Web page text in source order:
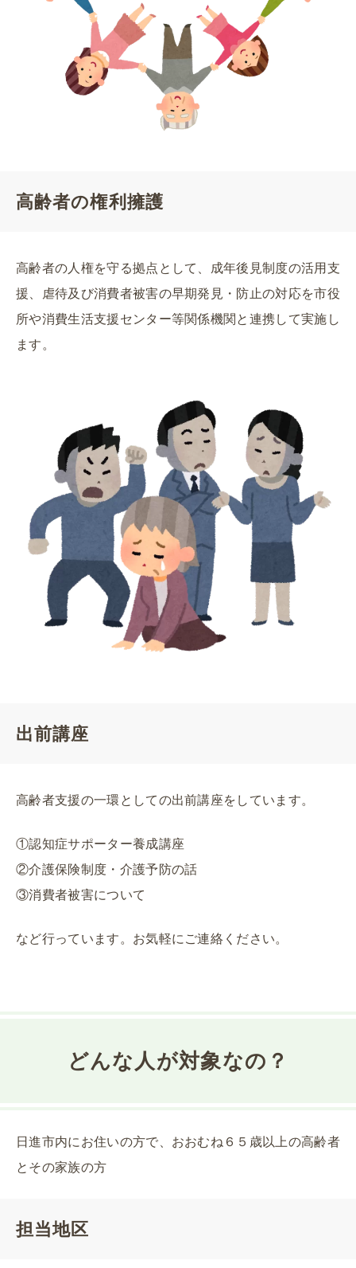
高齢者の権利擁護
高齢者の人権を守る拠点として、成年後見制度の活用支
援、虐待及び消費者被害の早期発見・防止の対応を市役
所や消費生活支援センター等関係機関と連携して実施し
ます。
出前講座
高齢者支援の一環としての出前講座をしています。
①認知症サポーター養成講座
②介護保険制度・介護予防の話
③消費者被害について
など行っています。お気軽にご連絡ください。
どんな人が対象なの？
日進市内にお住いの方で、おおむね６５歳以上の高齢者
とその家族の方
担当地区